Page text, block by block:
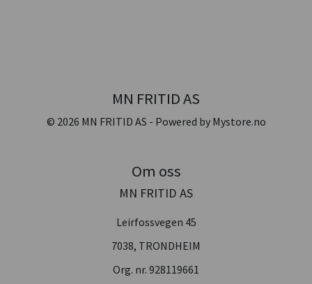
MN FRITID AS
© 2026 MN FRITID AS - Powered by Mystore.no
Om oss
MN FRITID AS
Leirfossvegen 45
7038, TRONDHEIM
Org. nr. 928119661